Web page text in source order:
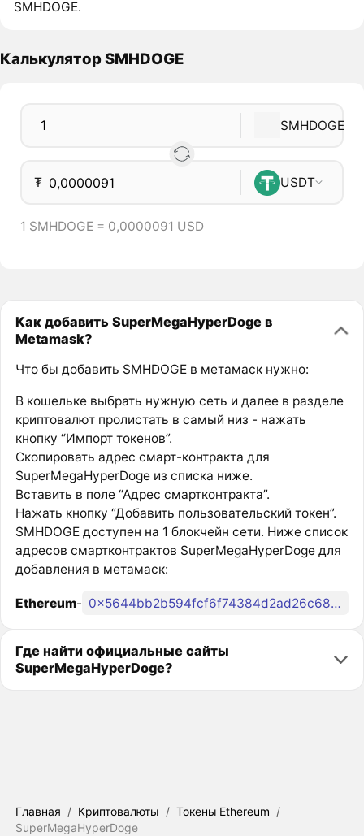
SMHDOGE.
Калькулятор SMHDOGE
SMHDOGE
₮ USDT
1 SMHDOGE = 0,0000091 USD
Как добавить SuperMegaHyperDoge в
Metamask?
Что бы добавить SMHDOGE в метамаск нужно:
В кошельке выбрать нужную сеть и далее в разделе
криптовалют пролистать в самый низ - нажать
кнопку “Импорт токенов”.
Скопировать адрес смарт-контракта для
SuperMegaHyperDoge из списка ниже.
Вставить в поле “Адрес смартконтракта”.
Нажать кнопку “Добавить пользовательский токен”.
SMHDOGE доступен на 1 блокчейн сети. Ниже список
адресов смартконтрактов SuperMegaHyperDoge для
добавления в метамаск:
Ethereum- 0x5644bb2b594fcf6f74384d2ad26c68f02a47981c
Где найти официальные сайты
SuperMegaHyperDoge?
Главная / Криптовалюты / Токены Ethereum /
SuperMegaHyperDoge